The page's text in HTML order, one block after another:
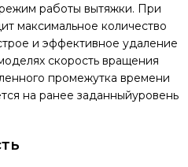
работы вытяжки. При
максимальное количество
и эффективное удаление
скорость вращения
промежутка времени
на ранее заданныйуровень